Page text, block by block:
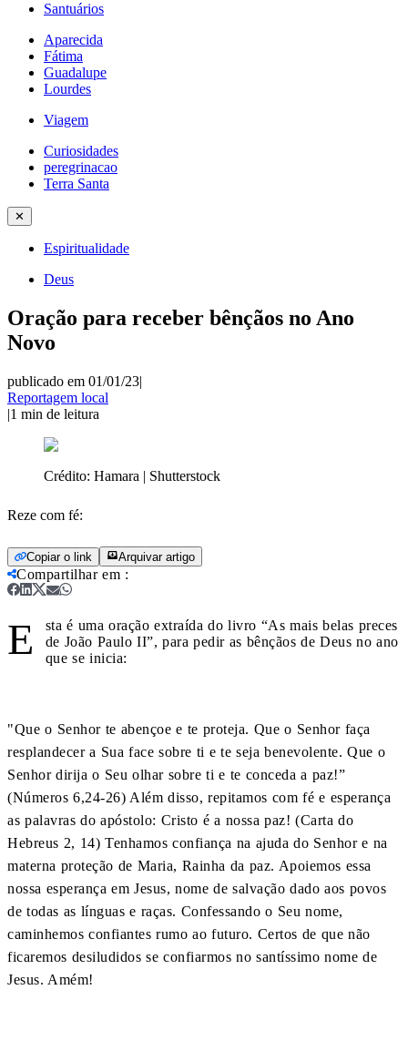
Santuários
Aparecida
Fátima
Guadalupe
Lourdes
Viagem
Curiosidades
peregrinacao
Terra Santa
✕
Espiritualidade
Deus
Oração para receber bênçãos no Ano
Novo
publicado em 01/01/23|
Reportagem local
|1 min de leitura
Crédito: Hamara | Shutterstock
Reze com fé:
Copiar o link Arquivar artigo
Compartilhar em :
E
sta é uma oração extraída do livro “As mais belas preces
de João Paulo II”, para pedir as bênçãos de Deus no ano
que se inicia:
"Que o Senhor te abençoe e te proteja. Que o Senhor faça
resplandecer a Sua face sobre ti e te seja benevolente. Que o
Senhor dirija o Seu olhar sobre ti e te conceda a paz!”
(Números 6,24-26) Além disso, repitamos com fé e esperança
as palavras do apóstolo: Cristo é a nossa paz! (Carta do
Hebreus 2, 14) Tenhamos confiança na ajuda do Senhor e na
materna proteção de Maria, Rainha da paz. Apoiemos essa
nossa esperança em Jesus, nome de salvação dado aos povos
de todas as línguas e raças. Confessando o Seu nome,
caminhemos confiantes rumo ao futuro. Certos de que não
ficaremos desiludidos se confiarmos no santíssimo nome de
Jesus. Amém!